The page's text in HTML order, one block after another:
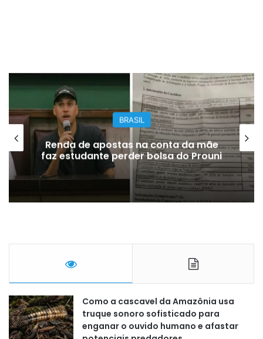
BRASIL
Renda de apostas na conta da mãe
faz estudante perder bolsa do Prouni
Como a cascavel da Amazônia usa
truque sonoro sofisticado para
enganar o ouvido humano e afastar